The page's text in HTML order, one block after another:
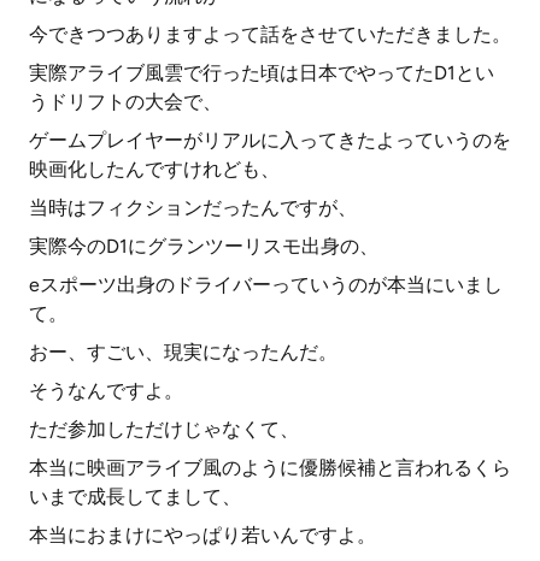
今できつつありますよって話をさせていただきました。
実際アライブ風雲で行った頃は日本でやってたD1とい
うドリフトの大会で、
ゲームプレイヤーがリアルに入ってきたよっていうのを
映画化したんですけれども、
当時はフィクションだったんですが、
実際今のD1にグランツーリスモ出身の、
eスポーツ出身のドライバーっていうのが本当にいまし
て。
おー、すごい、現実になったんだ。
そうなんですよ。
ただ参加しただけじゃなくて、
本当に映画アライブ風のように優勝候補と言われるくら
いまで成長してまして、
本当におまけにやっぱり若いんですよ。